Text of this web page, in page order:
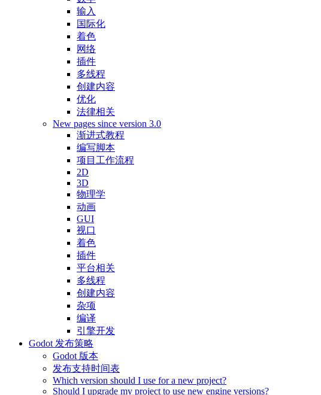
输入
国际化
着色
网络
插件
多线程
创建内容
优化
法律相关
New pages since version 3.0
渐进式教程
编写脚本
项目工作流程
2D
3D
物理学
动画
GUI
视口
着色
插件
平台相关
多线程
创建内容
杂项
编译
引擎开发
Godot 发布策略
Godot 版本
发布支持时间表
Which version should I use for a new project?
Should I upgrade my project to use new engine versions?